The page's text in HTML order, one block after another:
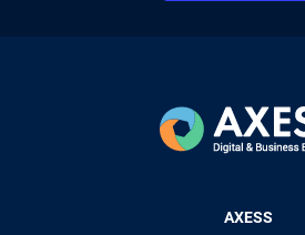
AXESS